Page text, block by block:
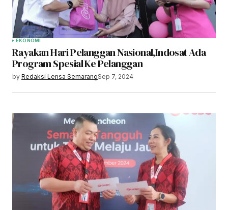
EKONOMI
Rayakan Hari Pelanggan Nasional,Indosat Ada
Program Spesial Ke Pelanggan
by Redaksi Lensa SemarangSep 7, 2024